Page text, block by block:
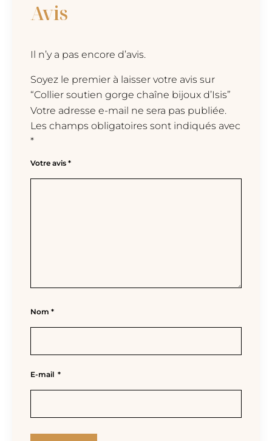
Avis
Il n’y a pas encore d’avis.
Soyez le premier à laisser votre avis sur
“Collier soutien gorge chaîne bijoux d’Isis”
Votre adresse e-mail ne sera pas publiée.
Les champs obligatoires sont indiqués avec
*
Votre avis *
Nom *
E-mail *